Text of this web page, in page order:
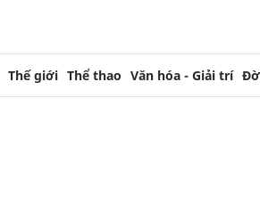
Thế giới Thể thao Văn hóa - Giải trí